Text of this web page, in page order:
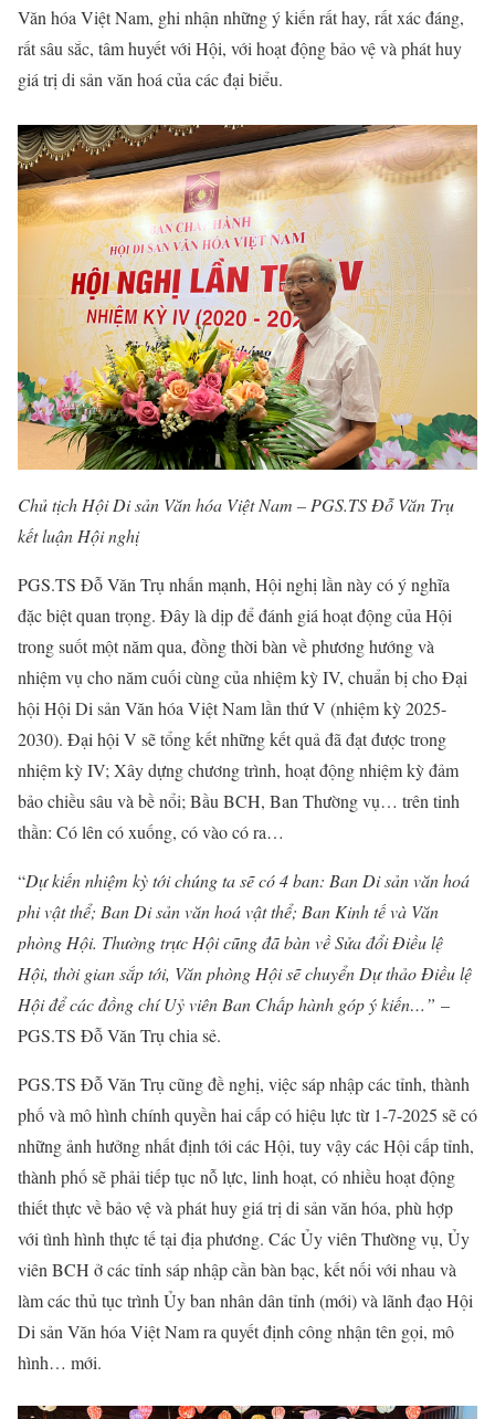
Văn hóa Việt Nam, ghi nhận những ý kiến rất hay, rất xác đáng,
rất sâu sắc, tâm huyết với Hội, với hoạt động bảo vệ và phát huy
giá trị di sản văn hoá của các đại biểu.
Chủ tịch Hội Di sản Văn hóa Việt Nam – PGS.TS Đỗ Văn Trụ
kết luận Hội nghị
PGS.TS Đỗ Văn Trụ nhấn mạnh, Hội nghị lần này có ý nghĩa
đặc biệt quan trọng. Đây là dịp để đánh giá hoạt động của Hội
trong suốt một năm qua, đồng thời bàn về phương hướng và
nhiệm vụ cho năm cuối cùng của nhiệm kỳ IV, chuẩn bị cho Đại
hội Hội Di sản Văn hóa Việt Nam lần thứ V (nhiệm kỳ 2025-
2030). Đại hội V sẽ tổng kết những kết quả đã đạt được trong
nhiệm kỳ IV; Xây dựng chương trình, hoạt động nhiệm kỳ đảm
bảo chiều sâu và bề nổi; Bầu BCH, Ban Thường vụ… trên tinh
thần: Có lên có xuống, có vào có ra…
“Dự kiến nhiệm kỳ tới chúng ta sẽ có 4 ban: Ban Di sản văn hoá
phi vật thể; Ban Di sản văn hoá vật thể; Ban Kinh tế và Văn
phòng Hội. Thường trực Hội cũng đã bàn về Sửa đổi Điều lệ
Hội, thời gian sắp tới, Văn phòng Hội sẽ chuyển Dự thảo Điều lệ
Hội để các đồng chí Uỷ viên Ban Chấp hành góp ý kiến…” –
PGS.TS Đỗ Văn Trụ chia sẻ.
PGS.TS Đỗ Văn Trụ cũng đề nghị, việc sáp nhập các tỉnh, thành
phố và mô hình chính quyền hai cấp có hiệu lực từ 1-7-2025 sẽ có
những ảnh hưởng nhất định tới các Hội, tuy vậy các Hội cấp tỉnh,
thành phố sẽ phải tiếp tục nỗ lực, linh hoạt, có nhiều hoạt động
thiết thực về bảo vệ và phát huy giá trị di sản văn hóa, phù hợp
với tình hình thực tế tại địa phương. Các Ủy viên Thường vụ, Ủy
viên BCH ở các tỉnh sáp nhập cần bàn bạc, kết nối với nhau và
làm các thủ tục trình Ủy ban nhân dân tỉnh (mới) và lãnh đạo Hội
Di sản Văn hóa Việt Nam ra quyết định công nhận tên gọi, mô
hình… mới.